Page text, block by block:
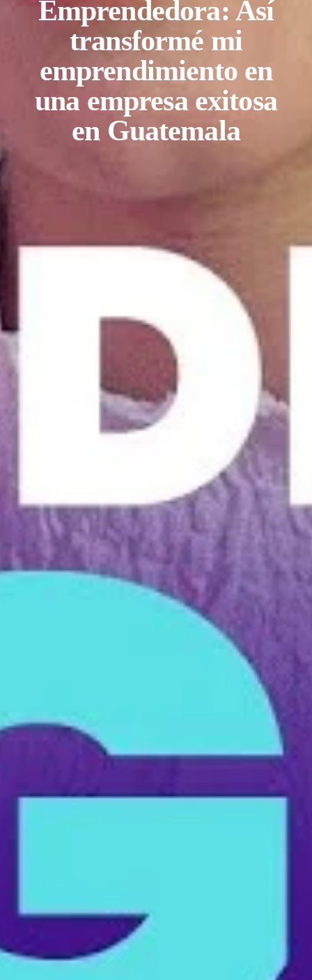
Emprendedora: Así
transformé mi
emprendimiento en
una empresa exitosa
en Guatemala